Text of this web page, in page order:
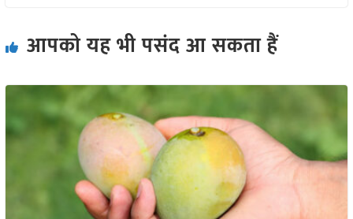
आपको यह भी पसंद आ सकता हैं